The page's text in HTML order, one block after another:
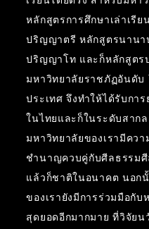
หลักสูตรการศึกษาเล่าเรี
ปริญญาตรี หลักสูตรนานา
ปริญญาโท และก็หลักสูตร
มหาวิทยาลัยราชภัฏอันดับ
ประเทศ จึงทำให้ได้รับกา
ในไทยและก็ในระดับสา
มหาวิทยาลัยของเรามีคว
ชำนาญควบคู่กับศีลธรรม
แล้วก็ชาติในอนาคต นอก
ของเรายังมีการร่วมมือกั
สุดยอดอีกมากมาย ที่วิจัย